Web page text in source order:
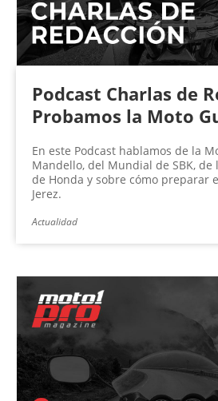
Podcast Charlas de
Probamos la Moto
En este Podcast hablamos de la
Mandello, del Mundial de SBK, de
de Honda y sobre cómo preparar
Jerez.
Actualidad